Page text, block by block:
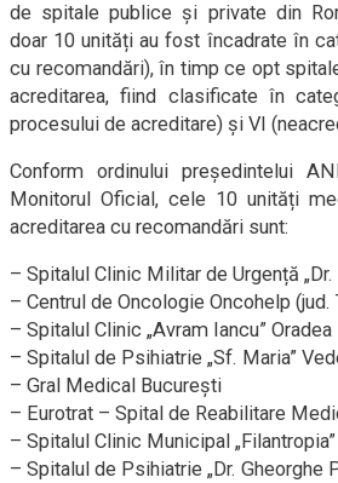
de spitale publice și private din
doar 10 unități au fost încadrate în
cu recomandări), în timp ce opt
acreditarea, fiind clasificate în
procesului de acreditare) și VI
Conform ordinului președintelui
Monitorul Oficial, cele 10 unități
acreditarea cu recomandări sunt:
– Spitalul Clinic Militar de Urgență
– Centrul de Oncologie Oncohelp
– Spitalul Clinic „Avram Iancu” Oradea
– Spitalul de Psihiatrie „Sf. Maria”
– Gral Medical București
– Eurotrat – Spital de Reabilitare
– Spitalul Clinic Municipal
– Spitalul de Psihiatrie „Dr. Gheorghe